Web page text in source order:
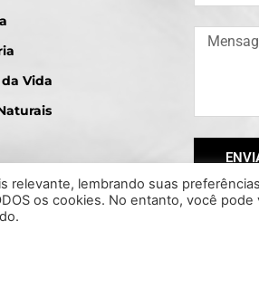
Vida
relevante, lembrando suas
os cookies. No entanto, você pode